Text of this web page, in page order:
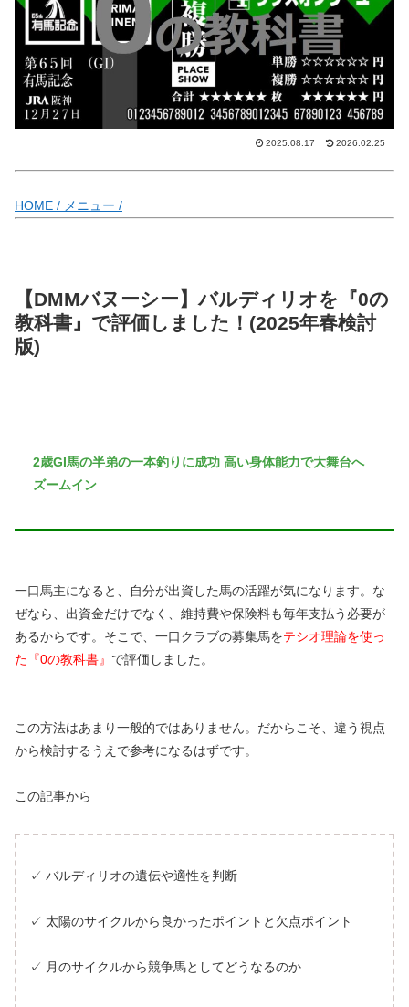
2025.08.17 2026.02.25
HOME / メニュー /
【DMMバヌーシー】バルディリオを『0の
教科書』で評価しました！(2025年春検討
版)
2歳GI馬の半弟の一本釣りに成功 高い身体能力で大舞台へ
ズームイン
一口馬主になると、自分が出資した馬の活躍が気になります。な
ぜなら、出資金だけでなく、維持費や保険料も毎年支払う必要が
あるからです。そこで、一口クラブの募集馬をテシオ理論を使っ
た『0の教科書』 で評価しました。
この方法はあまり一般的ではありません。だからこそ、違う視点
から検討するうえで参考になるはずです。
この記事から
✓ バルディリオの遺伝や適性を判断
✓ 太陽のサイクルから良かったポイントと欠点ポイント
✓ 月のサイクルから競争馬としてどうなるのか